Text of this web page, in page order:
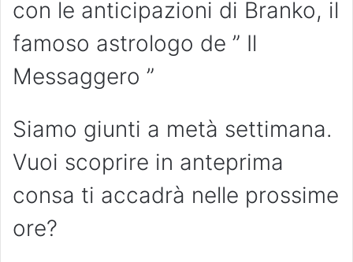
con le anticipazioni di Branko, il
famoso astrologo de ” Il
Messaggero ”
Siamo giunti a metà settimana.
Vuoi scoprire in anteprima
consa ti accadrà nelle prossime
ore?